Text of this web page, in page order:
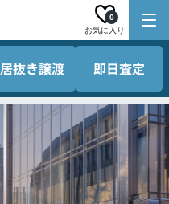
お気に入り
0
居抜き譲渡 即日査定